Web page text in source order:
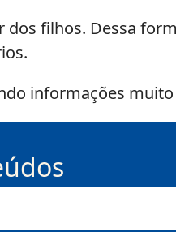
filhos. Dessa
informações muito